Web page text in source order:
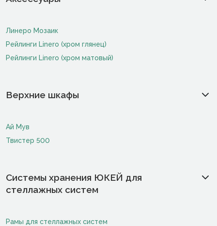
Линеро Мозаик
Рейлинги Linero (хром глянец)
Рейлинги Linero (хром матовый)
Верхние шкафы
Ай Мув
Твистер 500
Системы хранения ЮКЕЙ для
стеллажных систем
Рамы для стеллажных систем